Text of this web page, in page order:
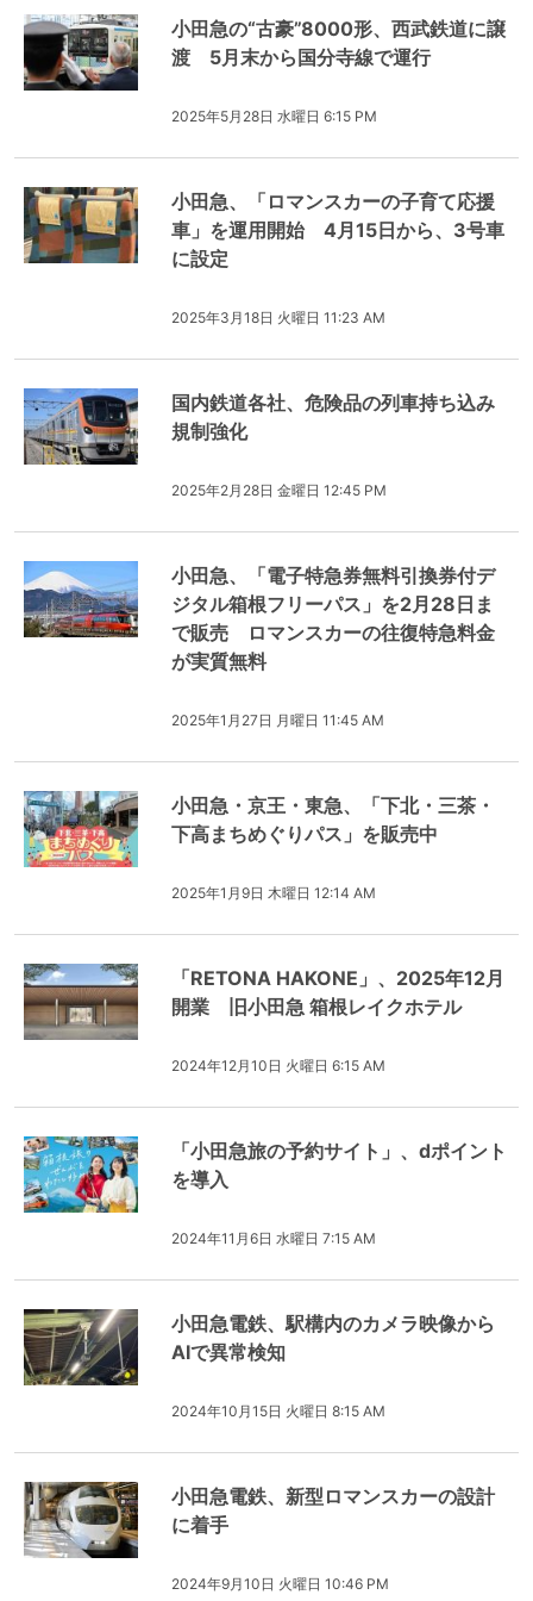
小田急の“古豪”8000形、西武鉄道に譲
渡 5月末から国分寺線で運行
2025年5月28日 水曜日 6:15 PM
小田急、「ロマンスカーの子育て応援
車」を運用開始 4月15日から、3号車
に設定
2025年3月18日 火曜日 11:23 AM
国内鉄道各社、危険品の列車持ち込み
規制強化
2025年2月28日 金曜日 12:45 PM
小田急、「電子特急券無料引換券付デ
ジタル箱根フリーパス」を2月28日ま
で販売 ロマンスカーの往復特急料金
が実質無料
2025年1月27日 月曜日 11:45 AM
小田急・京王・東急、「下北・三茶・
下高まちめぐりパス」を販売中
2025年1月9日 木曜日 12:14 AM
「RETONA HAKONE」、2025年12月
開業 旧小田急 箱根レイクホテル
2024年12月10日 火曜日 6:15 AM
「小田急旅の予約サイト」、dポイント
を導入
2024年11月6日 水曜日 7:15 AM
小田急電鉄、駅構内のカメラ映像から
AIで異常検知
2024年10月15日 火曜日 8:15 AM
小田急電鉄、新型ロマンスカーの設計
に着手
2024年9月10日 火曜日 10:46 PM